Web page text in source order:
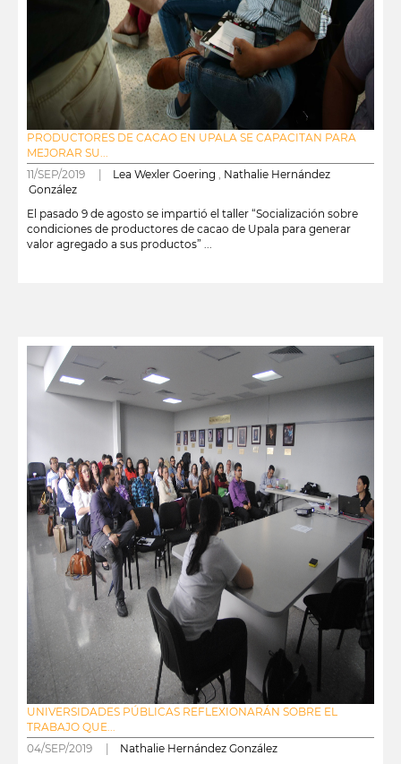
PRODUCTORES DE CACAO EN UPALA SE CAPACITAN PARA
MEJORAR SU...
11/SEP/2019 | Lea Wexler Goering
Nathalie Hernández
González
El pasado 9 de agosto se impartió el taller “Socialización sobre
condiciones de productores de cacao de Upala para generar
valor agregado a sus productos” ...
UNIVERSIDADES PÚBLICAS REFLEXIONARÁN SOBRE EL
TRABAJO QUE...
04/SEP/2019 | Nathalie Hernández González